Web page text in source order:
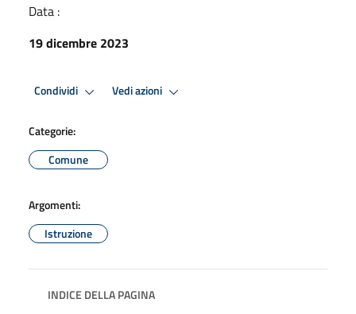
Data :
19 dicembre 2023
Condividi Vedi azioni
Categorie:
Comune
Argomenti:
Istruzione
INDICE DELLA PAGINA